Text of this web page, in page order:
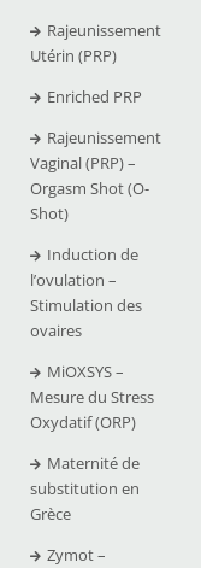
Rajeunissement
Utérin (PRP)
Enriched PRP
Rajeunissement
Vaginal (PRP) –
Orgasm Shot (O-
Shot)
Induction de
l’ovulation –
Stimulation des
ovaires
MiOXSYS –
Mesure du Stress
Oxydatif (ORP)
Maternité de
substitution en
Grèce
Zymot –